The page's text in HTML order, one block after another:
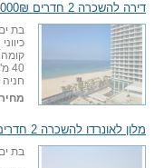
דירה להשכרה 2 חדרים 6,000₪ בחודש
בת ים,
קומה 12 מתוך 13, נוף לים, שטח דירה
40 מ"ר
חניה
מלון לאונרדו להשכרה 2 חדרים 6,500₪ בחודש
בת ים